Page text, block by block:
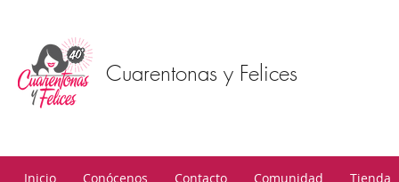
Cuarentonas y Felices
Inicio Conócenos Contacto Comunidad Tienda